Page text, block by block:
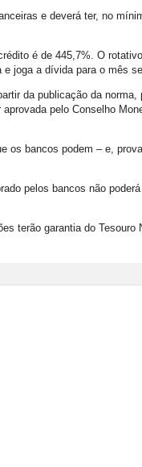
e deverá ter, no
é de 445,7%. O
joga a dívida para o mês
da publicação da norma,
pelo Conselho
os bancos podem – e,
pelos bancos não
terão garantia do Tesouro